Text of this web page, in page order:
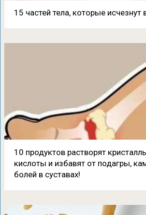
15 частей тела, которые
10 продуктов растворят
кислоты и избавят от подагры,
болей в суставах!